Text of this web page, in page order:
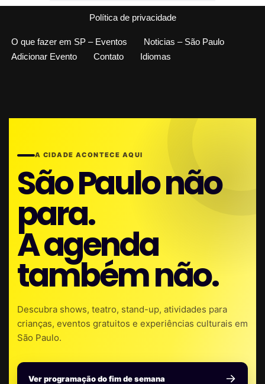
Política de privacidade
O que fazer em SP – Eventos
Noticias – São Paulo
Adicionar Evento
Contato Idiomas
A CIDADE ACONTECE AQUI
São Paulo não
para.
A agenda
também não.
Descubra shows, teatro, stand-up, atividades para
crianças, eventos gratuitos e experiências culturais em
São Paulo.
Ver programação do fim de semana